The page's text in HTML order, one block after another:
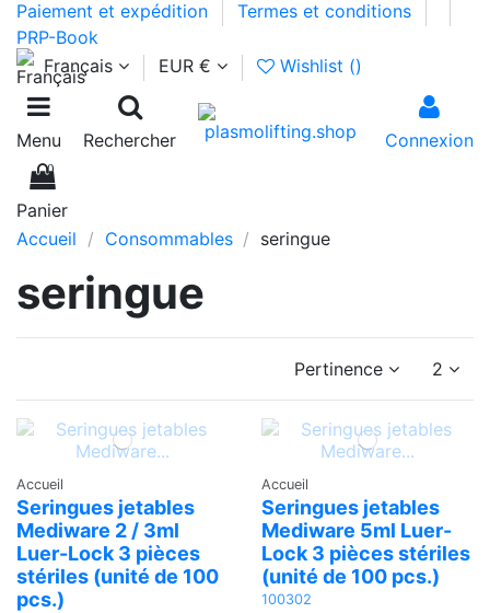
Paiement et expédition
Termes et conditions
PRP-Book
Français
EUR € Wishlist ()
Menu Rechercher Connexion
0
Panier
Accueil
Consommables seringue
seringue
Pertinence 2
Accueil
Seringues jetables
Mediware 2 / 3ml
Luer-Lock 3 pièces
stériles (unité de 100
pcs.)
Accueil
Seringues jetables
Mediware 5ml Luer-
Lock 3 pièces stériles
(unité de 100 pcs.)
100302